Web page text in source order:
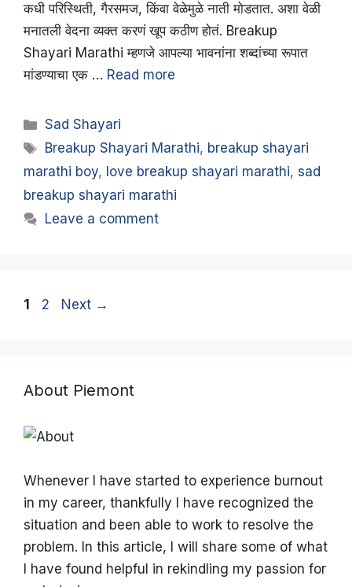
कधी परिस्थिती, गैरसमज, किंवा वेळेमुळे नाती मोडतात. अशा वेळी
मनातली वेदना व्यक्त करणं खूप कठीण होतं. Breakup
Shayari Marathi म्हणजे आपल्या भावनांना शब्दांच्या रूपात
मांडण्याचा एक … Read more
Categories
Sad Shayari
Tags
Breakup Shayari Marathi, breakup shayari
marathi boy, love breakup shayari marathi, sad
breakup shayari marathi
Leave a comment
Page
1 Page
2 Next →
About Piemont
Whenever I have started to experience burnout
in my career, thankfully I have recognized the
situation and been able to work to resolve the
problem. In this article, I will share some of what
I have found helpful in rekindling my passion for